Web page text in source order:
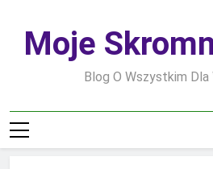
contentMoje
Blog O Wszystkim